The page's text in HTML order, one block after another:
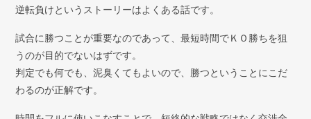
個人情報保護方針
逆転負けというストーリーはよくある話です。
試合に勝つことが重要なのであって、最短時間でＫＯ勝ちを狙
うのが目的でないはずです。
判定でも何でも、泥臭くてもよいので、勝つということにこだ
わるのが正解です。